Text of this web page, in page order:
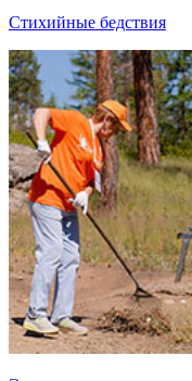
Стихийные бедствия